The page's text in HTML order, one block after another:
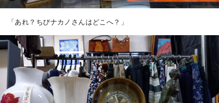
「あれ？ちびナカノさんはどこへ？」